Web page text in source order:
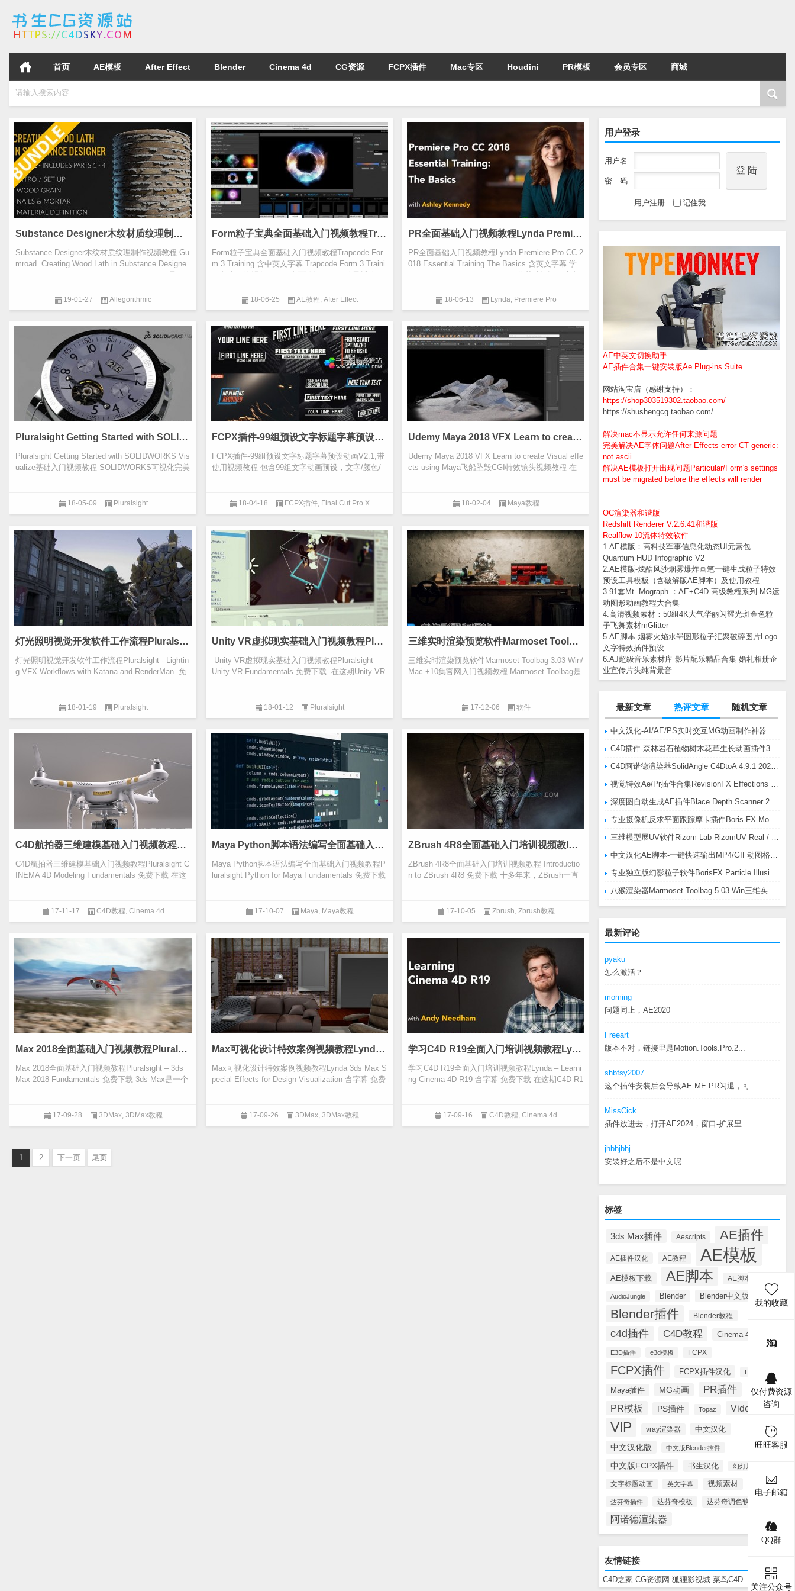
首页 AE模板 After Effect Blender Cinema 4d CG资源 FCPX插件 Mac专区 Houdini PR模板 会员专区 商城
请输入搜索内容
用户登录
用户名
密 码
用户注册 记住我
AE中英文切换助手
AE插件合集一键安装版Ae Plug-ins Suite
网站淘宝店（感谢支持）：
https://shop303519302.taobao.com/
https://shushengcg.taobao.com/
解决mac不显示允许任何来源问题
完美解决AE字体问题After Effects error CT generic:
not ascii
解决AE模板打开出现问题Particular/Form's settings
must be migrated before the effects will render
OC渲染器和谐版
Redshift Renderer V.2.6.41和谐版
Realflow 10流体特效软件
1.AE模版：高科技军事信息化动态UI元素包
Quantum HUD Infographic V2
2.AE模版-炫酷风沙烟雾爆炸画笔一键生成粒子特效
预设工具模板（含破解版AE脚本）及使用教程
3.91套Mt. Mograph ：AE+C4D 高级教程系列-MG运
动图形动画教程大合集
4.高清视频素材：50组4K大气华丽闪耀光斑金色粒
子飞舞素材mGlitter
5.AE脚本-烟雾火焰水墨图形粒子汇聚破碎图片Logo
文字特效插件预设
6.AJ超级音乐素材库 影片配乐精品合集 婚礼相册企
业宣传片头纯背景音
最新文章 热评文章 随机文章
中文汉化-AI/AE/PS实时交互MG动画制作神器AE脚本Battle Axe Overlord v2.6.4 Win/Mac
C4D插件-森林岩石植物树木花草生长动画插件3DQuakers Forester v1.5.7 R20-R2025含扩展包
C4D阿诺德渲染器SolidAngle C4DtoA 4.9.1 2024/2025/2026 Win替换破解版
视觉特效Ae/Pr插件合集RevisionFX Effections Plus v25.8 CE Win 含RE:Zup/Twixtor/Flicker/RSMB插件
深度图自动生成AE插件Blace Depth Scanner 2 v2.4.49 Win/Mac，可轻松搞定体积雾/光、景深虚化、伪3D、场景扫描等效果
专业摄像机反求平面跟踪摩卡插件Boris FX Mocha Pro 2026.0.3 CE
三维模型展UV软件Rizom-Lab RizomUV Real / Virtual Space 2025.0.114 Win
中文汉化AE脚本-一键快速输出MP4/GIF动图格式插件AEscripts GifGun v2.2.1 Win/Mac
专业独立版幻影粒子软件BorisFX Particle Illusion Pro 2025.5 v18.5.1 Win
八猴渲染器Marmoset Toolbag 5.03 Win三维实时渲染软件
最新评论
pyaku
怎么激活？
moming
问题同上，AE2020
Freeart
版本不对，链接里是Motion.Tools.Pro.2...
shbfsy2007
这个插件安装后会导致AE ME PR闪退，可...
MissCick
插件放进去，打开AE2024，窗口-扩展里...
jhbhjbhj
安装好之后不是中文呢
标签
3ds Max插件 Aescripts AE插件
AE插件汉化 AE教程 AE模板
AE模板下载 AE脚本 AE脚本汉化
AudioJungle Blender Blender中文版插件
Blender插件 Blender教程
c4d插件 C4D教程 Cinema 4D
E3D插件 e3d模板 FCPX
FCPX插件 FCPX插件汉化 Lynda
Maya插件 MG动画 PR插件
PR模板 PS插件 Topaz Videohive
VIP vray渲染器 中文汉化
中文汉化版 中文版Blender插件
中文版FCPX插件 书生汉化 幻灯片模板
文字标题动画 英文字幕 视频素材
达芬奇插件 达芬奇模板 达芬奇调色软件
阿诺德渲染器
友情链接
C4D之家 CG资源网 狐狸影视城 菜鸟C4D
Substance Designer木纹材质纹理制作视频教程 Gumroad – Creating Wood Lath in Substance Designer: Bundle Of Parts 1 – 4
Substance Designer木纹材质纹理制作视频教程 Gu
mroad Creating Wood Lath in Substance Designe
r: Bundle Of Parts 1 – 4 Substance Designer是Ulti
19-01-27 Allegorithmic
Form粒子宝典全面基础入门视频教程Trapcode Form 3 Training 含中英文字幕
Form粒子宝典全面基础入门视频教程Trapcode For
m 3 Training 含中英文字幕 Trapcode Form 3 Traini
ng包含12期视频教程，全面讲解Form 3粒子插件，
18-06-25 AE教程 After Effect
PR全面基础入门视频教程Lynda Premiere Pro CC 2018 Essential Training The Basics 含英文字幕
PR全面基础入门视频教程Lynda Premiere Pro CC 2
018 Essential Training The Basics 含英文字幕 学
习Adobe Premiere Pro CC 2018的基础知识。这个
18-06-13 Lynda Premiere Pro
Pluralsight Getting Started with SOLIDWORKS Visualize基础入门视频教程
Pluralsight Getting Started with SOLIDWORKS Vis
ualize基础入门视频教程 SOLIDWORKS可视化完美
18-05-09 Pluralsight
FCPX插件-99组预设文字标题字幕预设动画V2.1,带使用视频教程
FCPX插件-99组预设文字标题字幕预设动画V2.1,带
使用视频教程 包含99组文字动画预设，文字/颜色/
18-04-18 FCPX插件, Final Cut Pro X
Udemy Maya 2018 VFX Learn to create Visual effects using Maya飞船坠毁CGI特效镜头视频教程
Udemy Maya 2018 VFX Learn to create Visual effe
cts using Maya飞船坠毁CGI特效镜头视频教程 在
18-02-04 Maya教程
灯光照明视觉开发软件工作流程Pluralsight - Lighting VFX Workflows with Katana and RenderMan 免费下载
灯光照明视觉开发软件工作流程Pluralsight - Lightin
g VFX Workflows with Katana and RenderMan 免
费下载 在这期视频教程中， Katana，RenderMan
18-01-19 Pluralsight
Unity VR虚拟现实基础入门视频教程Pluralsight – Unity VR Fundamentals 免费下载
Unity VR虚拟现实基础入门视频教程Pluralsight –
Unity VR Fundamentals 免费下载 在这期Unity VR
虚拟现实基础入门视频教程，你将熟悉各种VR设备
18-01-12 Pluralsight
三维实时渲染预览软件Marmoset Toolbag 3.03 Win/Mac版 +10集官网入门教程
三维实时渲染预览软件Marmoset Toolbag 3.03 Win/
Mac +10集官网入门视频教程 Marmoset Toolbag是
一个功能强大的实时素材编辑器，渲染器和动画编
17-12-06 软件
C4D航拍器三维建模基础入门视频教程Pluralsight CINEMA 4D Modeling Fundamentals 免费下载
C4D航拍器三维建模基础入门视频教程Pluralsight C
INEMA 4D Modeling Fundamentals 免费下载 在这
17-11-17 C4D教程, Cinema 4d
Maya Python脚本语法编写全面基础入门视频教程Pluralsight – Python for Maya Fundamentals 免费下载
Maya Python脚本语法编写全面基础入门视频教程P
luralsight Python for Maya Fundamentals 免费下载
17-10-07 Maya, Maya教程
ZBrush 4R8全面基础入门培训视频教Introduction to ZBrush 4R8 免费下载
ZBrush 4R8全面基础入门培训视频教程 Introductio
n to ZBrush 4R8 免费下载 十多年来，ZBrush一直
17-10-05 Zbrush, Zbrush教程
Max 2018全面基础入门视频教程Pluralsight – 3ds Max 2018 Fundamentals 免费下载
Max 2018全面基础入门视频教程Pluralsight – 3ds
Max 2018 Fundamentals 免费下载 3ds Max是一个
非常强大的三维软件，可以帮助你建模，纹理，绑
17-09-28 3DMax, 3DMax教程
Max可视化设计特效案例视频教程Lynda 3ds Max Special Effects for Design Visualization 含字幕 免费下载
Max可视化设计特效案例视频教程Lynda 3ds Max S
pecial Effects for Design Visualization 含字幕 免费
下载 设计可视化可以帮助您明确地将想法传达， 在
17-09-26 3DMax, 3DMax教程
学习C4D R19全面入门培训视频教程Lynda – Learning Cinema 4D R19 含字幕 免费下载
学习C4D R19全面入门培训视频教程Lynda – Learni
ng Cinema 4D R19 含字幕 免费下载 在这期C4D R1
9视频教程中，探索最新版本的Cinema 4D R19三
17-09-16 C4D教程 Cinema 4d
1 2 下一页 尾页
我的收藏
仅付费资源
咨询
旺旺客服
电子邮箱
QQ群
关注公众号